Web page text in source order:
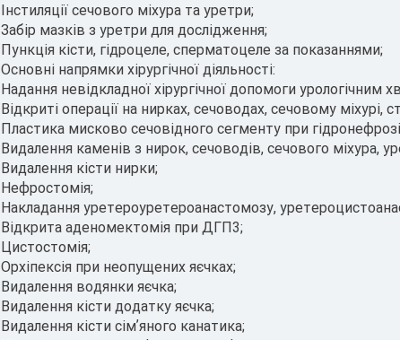
Інстиляції сечового міхура та уретри;
Забір мазків з уретри для дослідження;
Пункція кісти, гідроцеле, сперматоцеле за показаннями;
Основні напрямки хірургічної діяльності:
Надання невідкладної хірургічної допомоги урологічним
Відкриті операції на нирках, сечоводах, сечовому міхурі,
Пластика мисково сечовідного сегменту при
Видалення каменів з нирок, сечоводів, сечового міхура,
Видалення кісти нирки;
Нефростомія;
Накладання уретероуретероанастомозу,
Відкрита аденомектомія при ДГП3;
Цистостомія;
Орхіпексія при неопущених яєчках;
Видалення водянки яєчка;
Видалення кісти додатку яєчка;
Видалення кісти сімʼяного канатика;